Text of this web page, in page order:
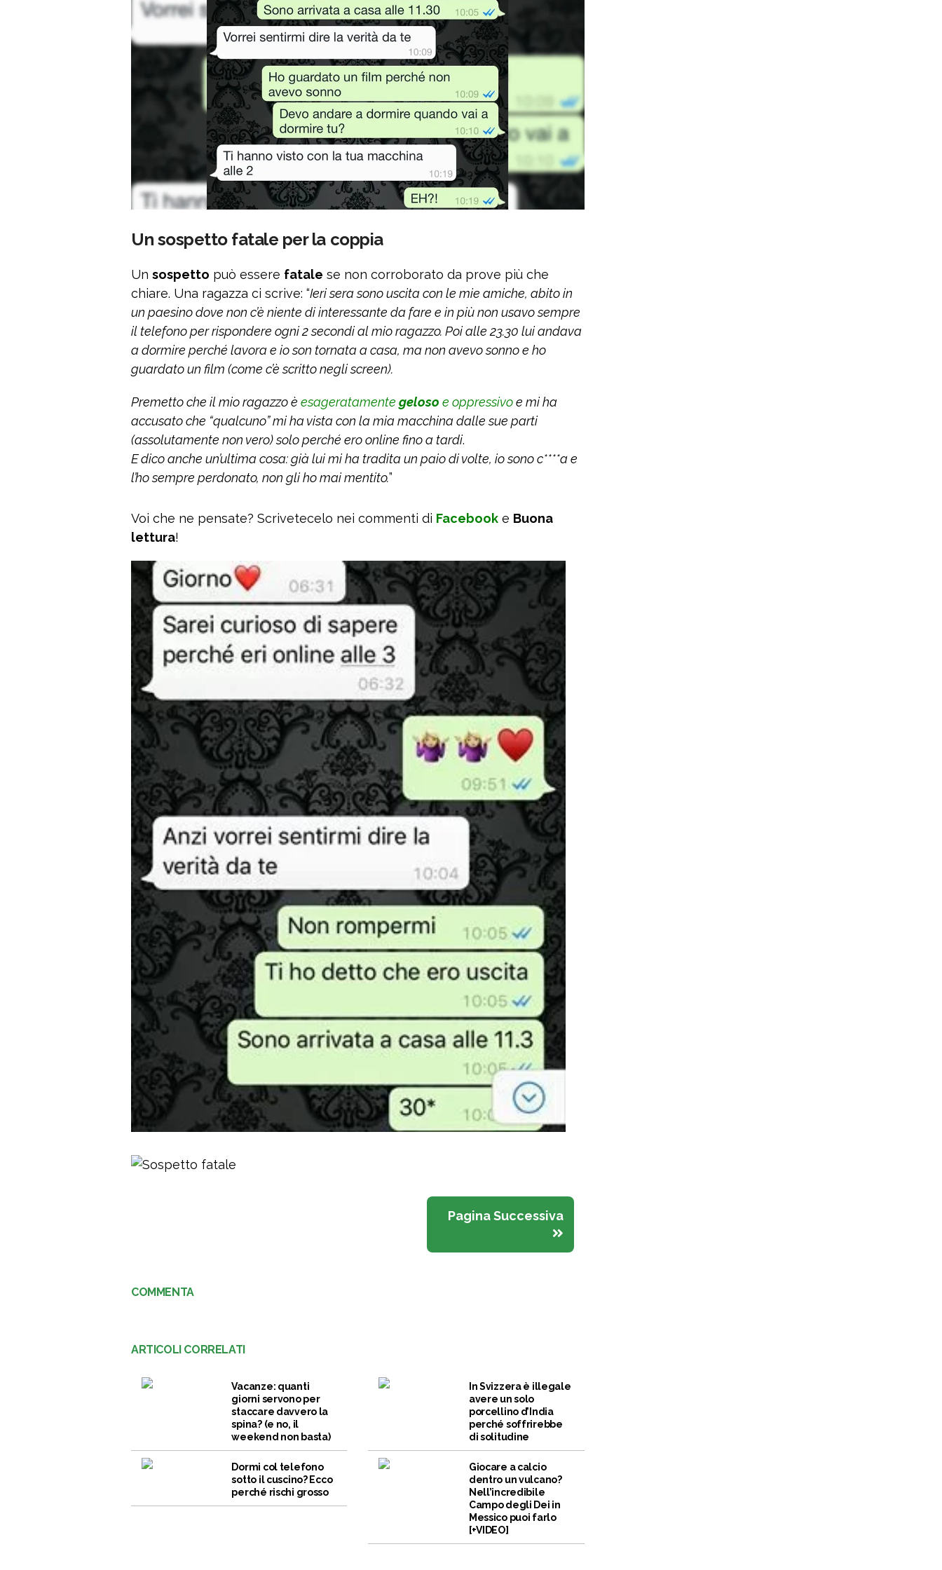
Un sospetto fatale per la coppia
Un sospetto può essere fatale se non corroborato da prove più che
chiare. Una ragazza ci scrive: “Ieri sera sono uscita con le mie amiche, abito in
un paesino dove non c’è niente di interessante da fare e in più non usavo sempre
il telefono per rispondere ogni 2 secondi al mio ragazzo. Poi alle 23.30 lui andava
a dormire perché lavora e io son tornata a casa, ma non avevo sonno e ho
guardato un film (come c’è scritto negli screen).
Premetto che il mio ragazzo è esageratamente geloso e oppressivoe mi ha
accusato che “qualcuno” mi ha vista con la mia macchina dalle sue parti
(assolutamente non vero) solo perché ero online fino a tardi.
E dico anche un’ultima cosa: già lui mi ha tradita un paio di volte, io sono c****a e
l’ho sempre perdonato, non gli ho mai mentito.”
Voi che ne pensate? Scrivetecelo nei commenti di Facebook e Buona
lettura!
Pagina Successiva
COMMENTA
ARTICOLI CORRELATI
Vacanze: quanti
giorni servono per
staccare davvero la
spina? (e no, il
weekend non basta)
In Svizzera è illegale
avere un solo
porcellino d’India
perché soffrirebbe
di solitudine
Dormi col telefono
sotto il cuscino? Ecco
perché rischi grosso
Giocare a calcio
dentro un vulcano?
Nell’incredibile
Campo degli Dei in
Messico puoi farlo
[+VIDEO]